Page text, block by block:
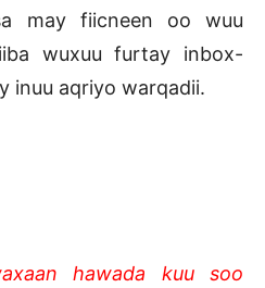
may fiicneen oo wuu
wuxuu furtay inbox-
inuu aqriyo warqadii.
hawada kuu soo